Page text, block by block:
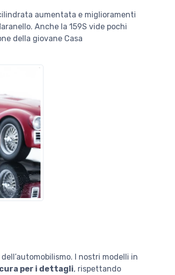
aumentata e miglioramenti
Anche la 159S vide pochi
della giovane Casa
I nostri modelli in
cura per i dettagli, rispettando